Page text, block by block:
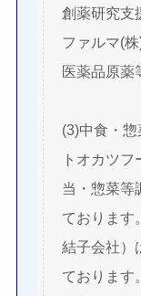
創薬研究支
ファルマ(
医薬品原薬
(3)中食・惣
トオカツ
当・惣菜等
ております
結子会社）
ております